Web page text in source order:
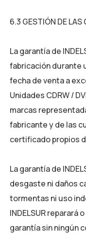
6.3 GESTIÓN DE LAS
La garantía de
fabricación durante
fecha de venta a
Unidades CDRW /
marcas
fabricante y de las
certificado propios
La garantía de
desgaste ni daños
tormentas ni uso
INDELSUR reparará
garantía sin ningún